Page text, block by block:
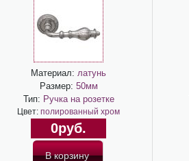
Материал: латунь
Размер: 50мм
Тип: Ручка на розетке
Цвет: полированный хром
0руб.